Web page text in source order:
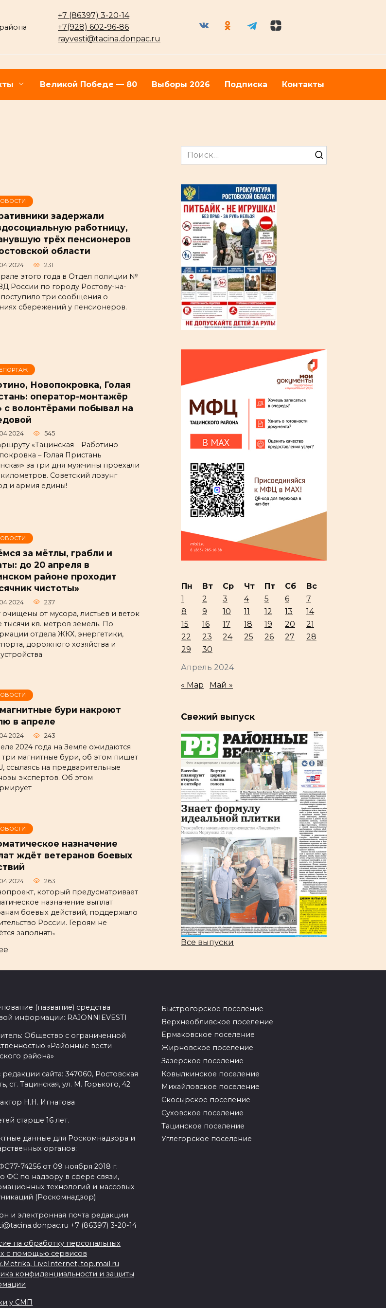
+7 (86397) 3-20-14
+7(928) 602-96-86
rayvesti@tacina.donpac.ru
Великой Победе — 80 Выборы 2026 Подписка Контакты
задержали
работницу,
трёх пенсионеров
области
231
этого года в Отдел полиции №
России по городу Ростову-на-
три сообщения о
сбережений у пенсионеров.
Новопокровка, Голая
оператор-монтажёр
с волонтёрами побывал на
545
«Тацинская – Работино –
– Голая Пристань
за три дня мужчины проехали
Советский лозунг
и армия едины!
за мётлы, грабли и
до 20 апреля в
районе проходит
чистоты»
237
очищены от мусора, листьев и веток
тысячи кв. метров земель. По
отдела ЖКХ, энергетики,
дорожного хозяйства и
бури накроют
в апреле
243
2024 года на Земле ожидаются
три магнитные бури, об этом пишет
ссылаясь на предварительные
экспертов. Об этом
назначение
ждёт ветеранов боевых
263
который предусматривает
назначение выплат
боевых действий, поддержало
России. Героям не
заполнять
Search
for:
Апрель 2024
Пн Вт Ср Чт Пт Сб
Вс
1
2 3 4 5 6
7
8
9 10 11 12 13
14
15
16 17 18 19 20
21
22
23 24 25 26 27
28
29
30
« Мар Май »
Свежий выпуск
Все выпуски
(название) средства
информации: RAJONNIEVESTI
Общество с ограниченной
«Районные вести
района»
сайта: 347060, Ростовская
ст. Тацинская, ул. М. Горького, 42
Н.Н. Игнатова
старше 16 лет.
данные для Роскомнадзора и
органов:
74256 от 09 ноября 2018 г.
ФС по надзору в сфере связи,
технологий и массовых
(Роскомнадзор)
и электронная почта редакции
+7 (86397) 3-20-14
на обработку персональных
с помощью сервисов
LiveInternet, top.mail.ru
конфиденциальности и защиты
у СМП
Быстрогорское поселение
Верхнеобливское поселение
Ермаковское поселение
Жирновское поселение
Зазерское поселение
Ковылкинское поселение
Михайловское поселение
Скосырское поселение
Суховское поселение
Тацинское поселение
Углегорское поселение